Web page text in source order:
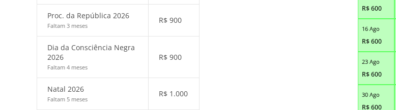
Proc. da República 2026
Faltam 3 meses
R$ 900
Dia da Consciência Negra
2026
Faltam 4 meses
R$ 900
Natal 2026
Faltam 5 meses
R$ 1.000
R$600
16 Ago
R$600
23 Ago
R$600
30 Ago
R$600